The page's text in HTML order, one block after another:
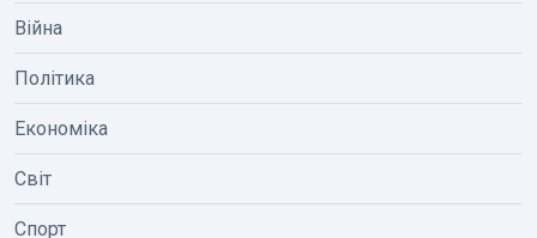
Війна
Політика
Економіка
Світ
Спорт